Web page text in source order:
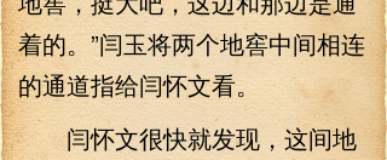
着的。”闫玉将两个地窖中间相连
的通道指给闫怀文看。
闫怀文很快就发现，这间地